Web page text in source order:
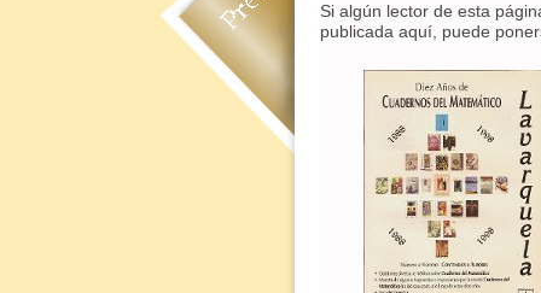
Si algún lector de esta
publicada aquí, puede